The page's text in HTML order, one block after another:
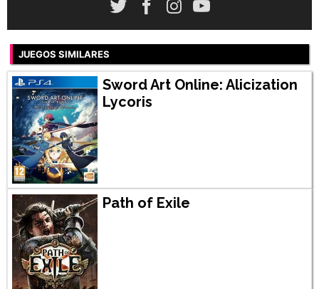
JUEGOS SIMILARES
Sword Art Online: Alicization
Lycoris
Path of Exile